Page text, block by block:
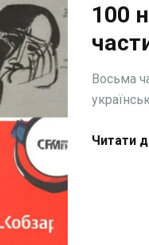
100
Восьма
Читати